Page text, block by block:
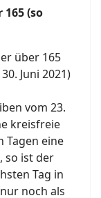
(so
über 165
Juni 2021)
vom 23.
kreisfreie
Tagen eine
so ist der
Tag in
noch als